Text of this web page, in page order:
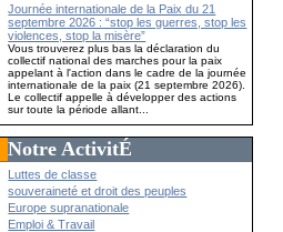
Journée internationale de la Paix du 21
septembre 2026 : “stop les guerres, stop les
violences, stop la misère”
Vous trouverez plus bas la déclaration du
collectif national des marches pour la paix
appelant à l'action dans le cadre de la journée
internationale de la paix (21 septembre 2026).
Le collectif appelle à développer des actions
sur toute la période allant...
Notre ActivitÉ
Luttes de classe
souveraineté et droit des peuples
Europe supranationale
Emploi & Travail